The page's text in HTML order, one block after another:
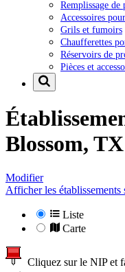
Remplissage de
Accessoires
Grils et fumoirs
Chaufferettes
Réservoirs de
Pièces et
Blossom,
Modifier
Afficher les établissements
Liste
Carte
Cliquez sur le NIP et